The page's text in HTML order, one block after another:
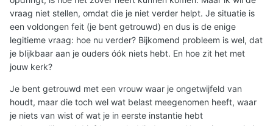
hebben, maar ik weet niet hoe ik als Christen achter deze
praktijken moet staan. Is het niet een vorm van hekserij?
vraag niet stellen, omdat die je niet verder helpt. Je situatie is
een voldongen feit (je bent getrouwd) en dus is de enige
legitieme vraag: hoe nu verder? Bijkomend probleem is wel, dat
je blijkbaar aan je ouders óók niets hebt. En hoe zit het met
jouw kerk?
Je bent getrouwd met een vrouw waar je ongetwijfeld van
houdt, maar die toch wel wat belast meegenomen heeft, waar
je niets van wist of wat je in eerste instantie hebt